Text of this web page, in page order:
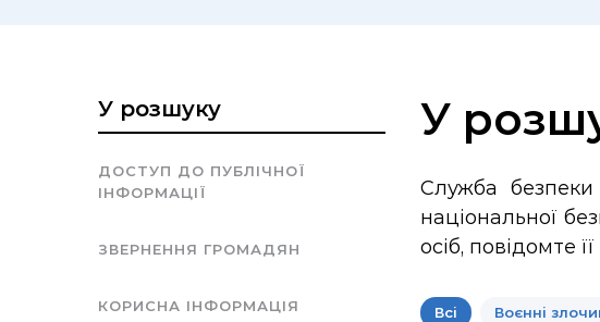
У розшуку
ДОСТУП ДО ПУБЛІЧНОЇ
ІНФОРМАЦІЇ
ЗВЕРНЕННЯ ГРОМАДЯН
КОРИСНА ІНФОРМАЦІЯ
У
Служба безпеки
національної
осіб, повідомте
Всі Воєнні